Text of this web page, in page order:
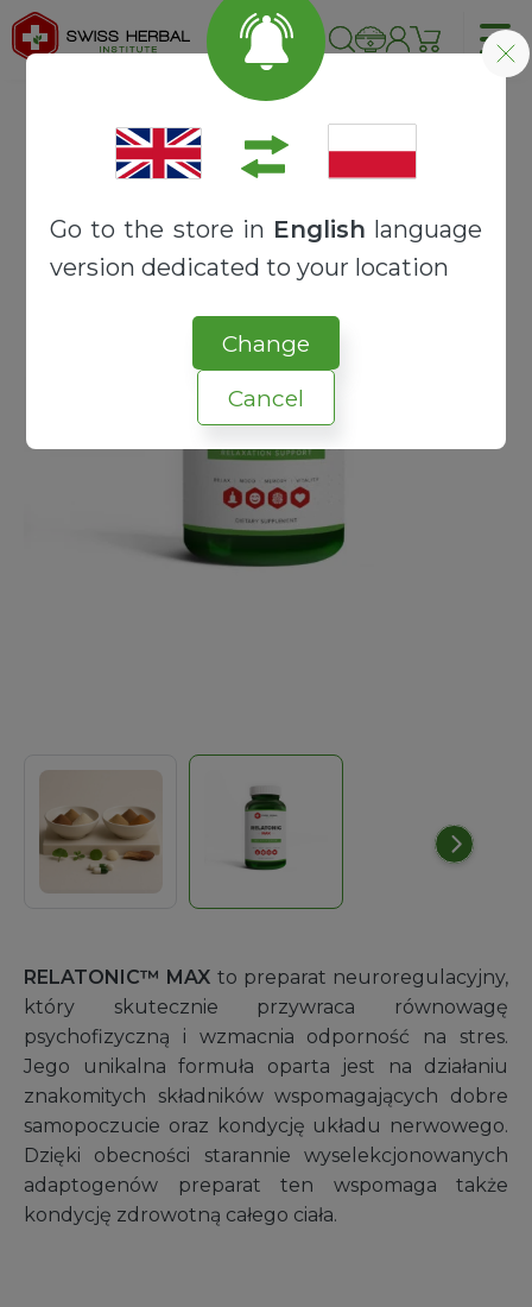
Go to the store in English language
version dedicated to your location
Change
Cancel
Strona główna RECEPTURY MAX
RELATONIC™ MAX to preparat neuroregulacyjny,
który skutecznie przywraca równowagę
psychofizyczną i wzmacnia odporność na stres.
Jego unikalna formuła oparta jest na działaniu
znakomitych składników wspomagających dobre
samopoczucie oraz kondycję układu nerwowego.
Dzięki obecności starannie wyselekcjonowanych
adaptogenów preparat ten wspomaga także
kondycję zdrowotną całego ciała.